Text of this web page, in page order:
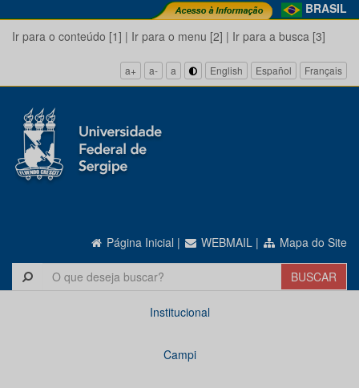
BRASIL
Ir para o conteúdo [1] | Ir para o menu [2] | Ir para a busca [3]
a+ a- a English Español Français
Página Inicial | WEBMAIL | Mapa do Site
Institucional
Campi